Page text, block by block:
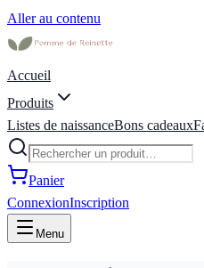
Aller au contenu
Accueil
Produits
Listes de naissanceBons cadeaux
Panier
ConnexionInscription
Menu